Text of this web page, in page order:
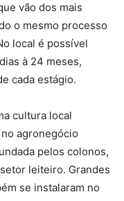
vão dos mais
o mesmo processo
local é possível
à 24 meses,
cada estágio.
cultura local
agronegócio
pelos colonos,
leiteiro. Grandes
se instalaram no